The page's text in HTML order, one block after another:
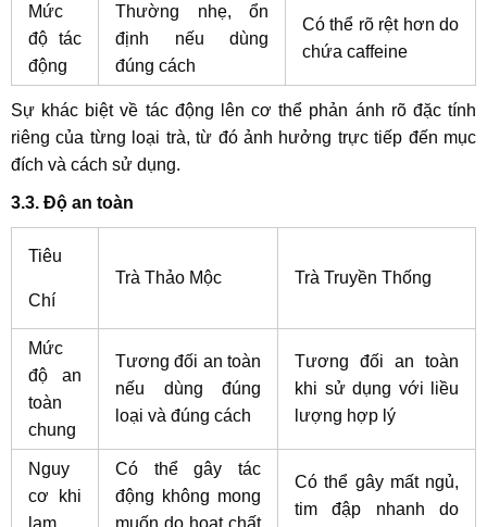
Mức
độ tác
động
Thường nhẹ, ổn
định nếu dùng
đúng cách
Có thể rõ rệt hơn do
chứa caffeine
Sự khác biệt về tác động lên cơ thể phản ánh rõ đặc tính
riêng của từng loại trà, từ đó ảnh hưởng trực tiếp đến mục
đích và cách sử dụng.
3.3. Độ an toàn
Tiêu
Chí
Trà Thảo Mộc Trà Truyền Thống
Mức
độ an
toàn
chung
Tương đối an toàn
nếu dùng đúng
loại và đúng cách
Tương đối an toàn
khi sử dụng với liều
lượng hợp lý
Nguy
cơ khi
lạm
Có thể gây tác
động không mong
muốn do hoạt chất
Có thể gây mất ngủ,
tim đập nhanh do